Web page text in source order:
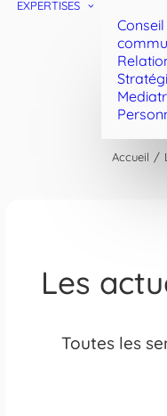
EXPERTISES
Conseil
Accueil
Les
Toutes les